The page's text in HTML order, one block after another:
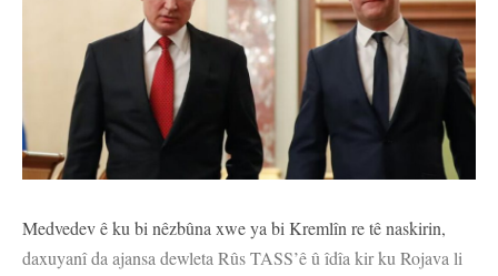
Medvedev ê ku bi nêzbûna xwe ya bi Kremlîn re tê naskirin,
daxuyanî da ajansa dewleta Rûs TASS’ê û îdîa kir ku Rojava li